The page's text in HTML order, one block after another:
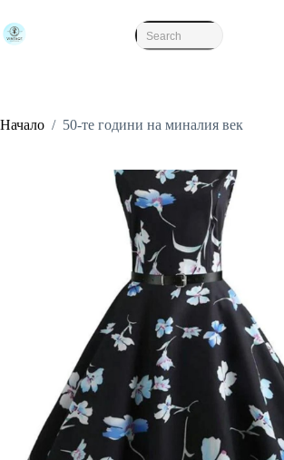
to
content
Начало / 50-те години на миналия век